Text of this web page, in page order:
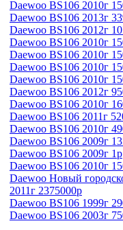
Daewoo BS106 2010г
Daewoo BS106 2013г
Daewoo BS106 2012г
Daewoo BS106 2010г
Daewoo BS106 2010г
Daewoo BS106 2010г
Daewoo BS106 2010г
Daewoo BS106 2012г
Daewoo BS106 2010г
Daewoo BS106 2011г
Daewoo BS106 2010г
Daewoo BS106 2009г
Daewoo BS106 2009г 1р
Daewoo BS106 2010г
Daewoo Новый
2011г 2375000р
Daewoo BS106 1999г
Daewoo BS106 2003г